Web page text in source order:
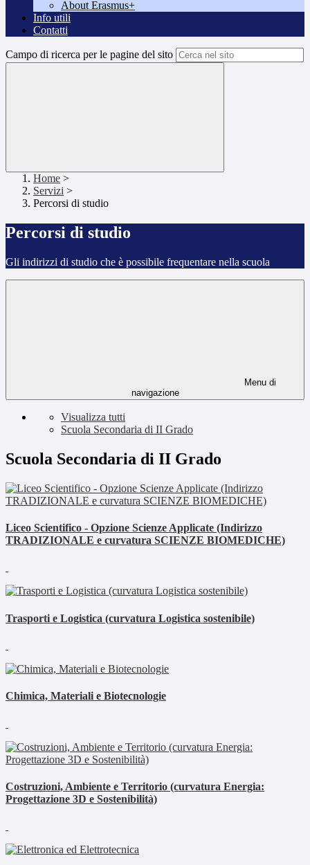
About Erasmus+
Info utili
Contatti
Campo di ricerca per le pagine del sito
Home >
Servizi >
Percorsi di studio
Percorsi di studio
Gli indirizzi di studio che è possibile frequentare nella scuola
Menu di
navigazione
Visualizza tutti
Scuola Secondaria di II Grado
Scuola Secondaria di II Grado
Liceo Scientifico - Opzione Scienze Applicate (Indirizzo
TRADIZIONALE e curvatura SCIENZE BIOMEDICHE)
Trasporti e Logistica (curvatura Logistica sostenibile)
Chimica, Materiali e Biotecnologie
Costruzioni, Ambiente e Territorio (curvatura Energia:
Progettazione 3D e Sostenibilità)